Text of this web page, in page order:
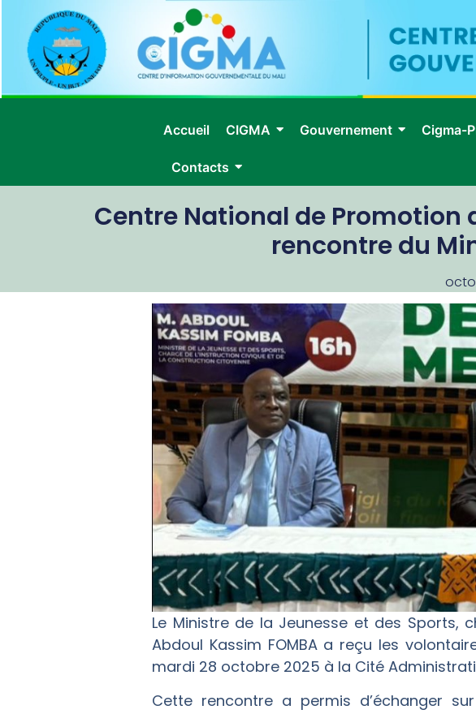
Accueil CIGMA Gouvernement Cigma-
Contacts
Centre National de Promotion
rencontre du
Le Ministre de la Jeunesse et des Sports,
Abdoul Kassim FOMBA a reçu les
mardi 28 octobre 2025 à la Cité
Cette rencontre a permis d’échanger